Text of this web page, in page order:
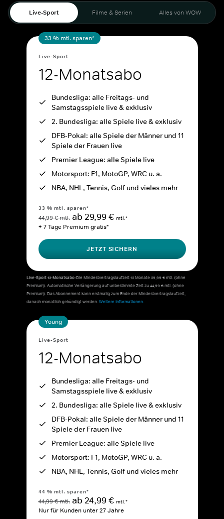
Live-Sport Filme & Serien Alles von WOW
33 % mtl. sparen*
Live-Sport
12-Monatsabo
Bundesliga: alle Freitags- und
Samstagsspiele live & exklusiv
2. Bundesliga: alle Spiele live & exklusiv
DFB-Pokal: alle Spiele der Männer und 11
Spiele der Frauen live
Premier League: alle Spiele live
Motorsport: F1, MotoGP, WRC u. a.
NBA, NHL, Tennis, Golf und vieles mehr
33 % mtl. sparen*
44,99 € mtl. ab 29,99 € mtl.*
+ 7 Tage Premium gratis*
JETZT SICHERN
Live-Sport 12-Monatsabo:Die Mindestvertragslaufzeit 12 Monate 29,99 € mtl. (ohne
Premium). Automatische Verlängerung auf unbestimmte Zeit zu 44,99 € mtl. (ohne
Premium). Das Abonnement kann erstmalig zum Ende der Mindestvertragslaufzeit,
danach monatlich gekündigt werden.Weitere Informationen.
Young
Live-Sport
12-Monatsabo
Bundesliga: alle Freitags- und
Samstagsspiele live & exklusiv
2. Bundesliga: alle Spiele live & exklusiv
DFB-Pokal: alle Spiele der Männer und 11
Spiele der Frauen live
Premier League: alle Spiele live
Motorsport: F1, MotoGP, WRC u. a.
NBA, NHL, Tennis, Golf und vieles mehr
44 % mtl. sparen*
44,99 € mtl. ab 24,99 € mtl.*
Nur für Kunden unter 27 Jahre